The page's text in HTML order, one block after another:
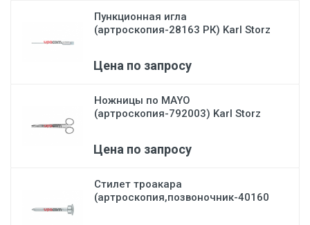
Пункционная игла
(артроскопия-28163 РК) Karl Storz
Цена по запросу
Ножницы по MAYO
(артроскопия-792003) Karl Storz
Цена по запросу
Стилет троакара
(артроскопия,позвоночник-40160